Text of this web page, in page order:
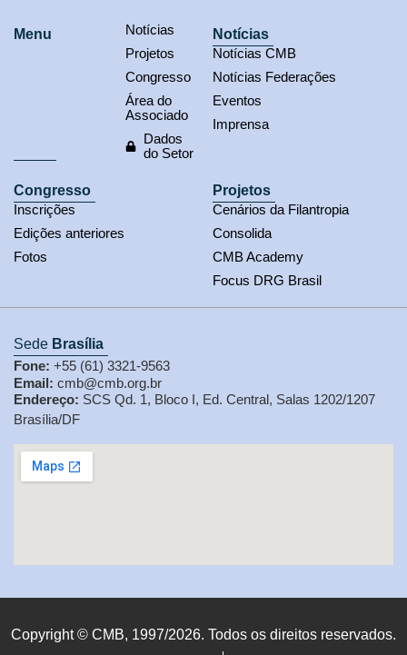
Menu
Notícias
Projetos
Congresso
Área do
Associado
Dados
do Setor
Notícias
Notícias CMB
Notícias Federações
Eventos
Imprensa
Congresso
Inscrições
Edições anteriores
Fotos
Projetos
Cenários da Filantropia
Consolida
CMB Academy
Focus DRG Brasil
Sede Brasília
Fone: +55 (61) 3321-9563
Email: cmb@cmb.org.br
Endereço: SCS Qd. 1, Bloco I, Ed. Central, Salas 1202/1207
Brasília/DF
Copyright © CMB, 1997/2026. Todos os direitos reservados.